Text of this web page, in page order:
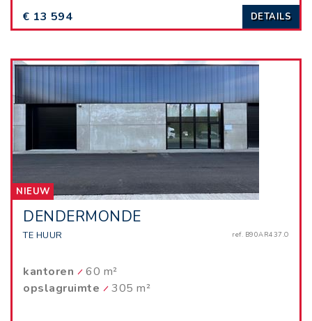
€ 13 594 DETAILS
NIEUW
DENDERMONDE
TE HUUR ref. B90AR437.O
kantoren
60 m²
opslagruimte
305 m²